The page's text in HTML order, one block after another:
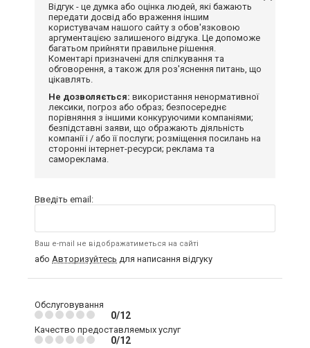
Відгук - це думка або оцінка людей, які бажають
передати досвід або враження іншим
користувачам нашого сайту з обов'язковою
аргументацією залишеного відгука. Це допоможе
багатьом прийняти правильне рішення.
Коментарі призначені для спілкування та
обговорення, а також для роз'яснення питань, що
цікавлять.
Не дозволяється: використання ненормативної
лексики, погроз або образ; безпосереднє
порівняння з іншими конкуруючими компаніями;
безпідставні заяви, що ображають діяльність
компанії і / або її послуги; розміщення посилань на
сторонні інтернет-ресурси; реклама та
самореклама.
Введіть email:
Ваш e-mail не відображатиметься на сайті
або Авторизуйтесь для написання відгуку
Обслуговування
0/12
Качество предоставляемых услуг
0/12